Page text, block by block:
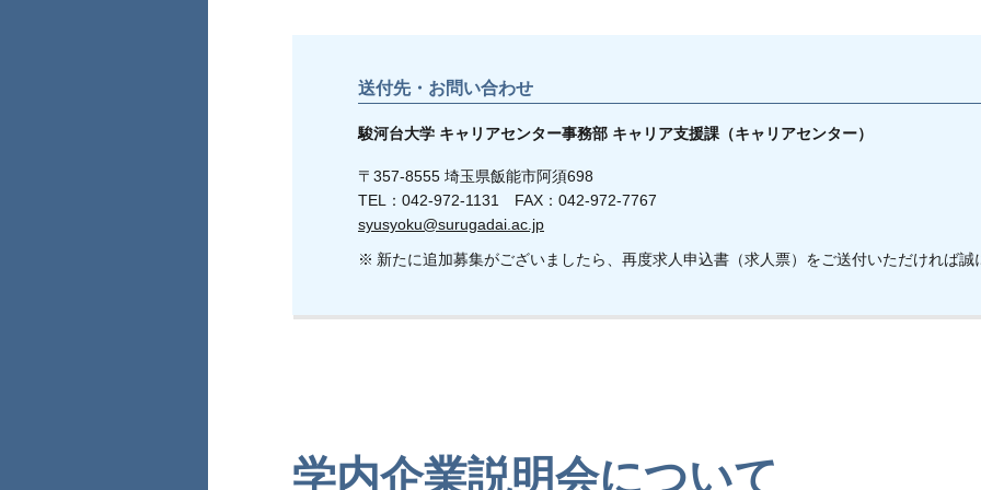
送付先・お問い合わせ
駿河台大学 キャリアセンター事務部 キャリア支援課（キャリアセンター）
〒357-8555 埼玉県飯能市阿須698
TEL：042-972-1131 FAX：042-972-7767
syusyoku@surugadai.ac.jp
新たに追加募集がございましたら、再度求人申込書（求人票）をご送付いただければ誠
学内企業説明会について